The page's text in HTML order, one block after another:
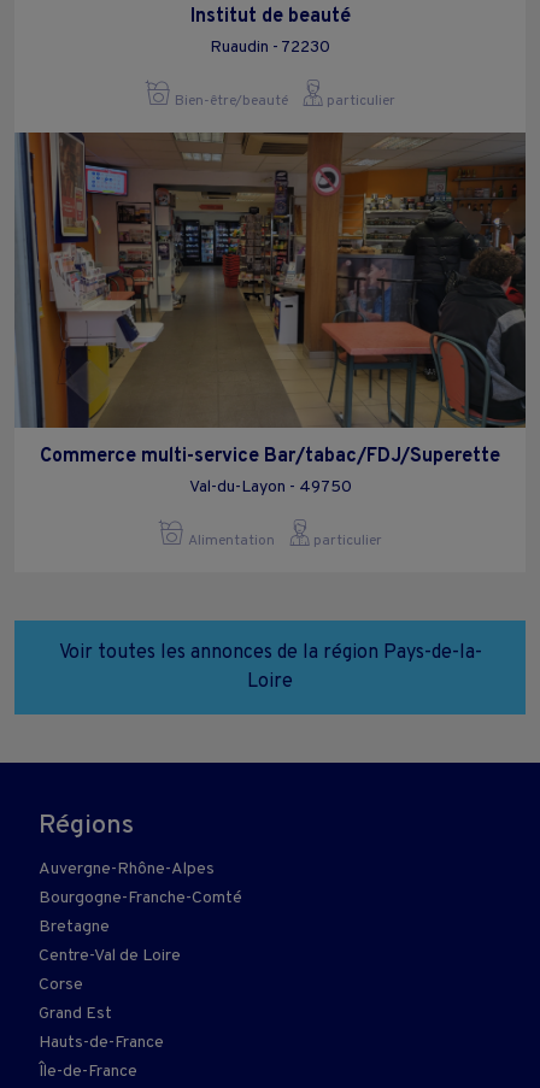
Institut de beauté
Ruaudin - 72230
Bien-être/beauté particulier
Commerce multi-service Bar/tabac/FDJ/Superette
Val-du-Layon - 49750
Alimentation particulier
Voir toutes les annonces de la région Pays-de-la-
Loire
Régions
Auvergne-Rhône-Alpes
Bourgogne-Franche-Comté
Bretagne
Centre-Val de Loire
Corse
Grand Est
Hauts-de-France
Île-de-France